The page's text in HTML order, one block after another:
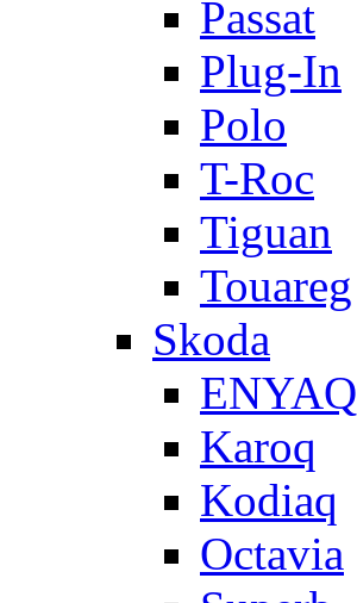
Passat
Plug-In
Polo
T-Roc
Tiguan
Touareg
Skoda
ENYAQ
Karoq
Kodiaq
Octavia